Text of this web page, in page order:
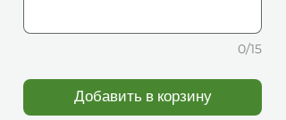
0/15
Добавить в корзину